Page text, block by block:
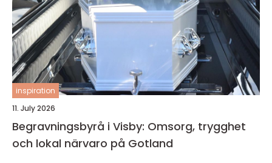
inspiration
11. July 2026
Begravningsbyrå i Visby: Omsorg, trygghet
och lokal närvaro på Gotland